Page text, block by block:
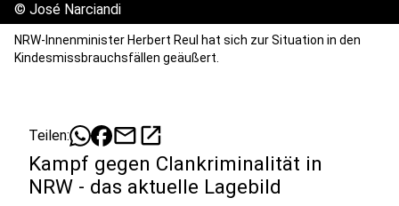
© José Narciandi
NRW-Innenminister Herbert Reul hat sich zur Situation in den
Kindesmissbrauchsfällen geäußert.
Teilen: mailopen_in_new
Kampf gegen Clankriminalität in
NRW - das aktuelle Lagebild